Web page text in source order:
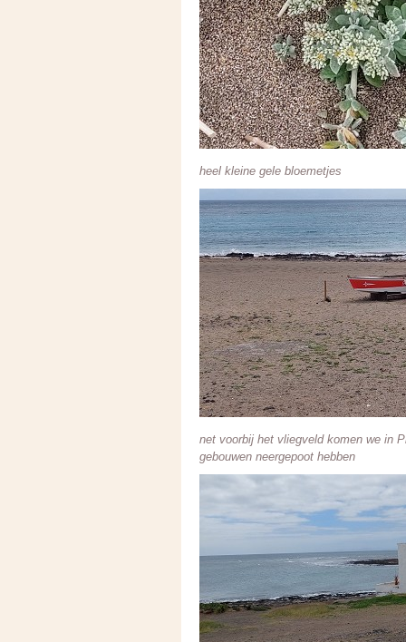
heel kleine gele bloemetjes
net voorbij het vliegveld komen we in
gebouwen neergepoot hebben